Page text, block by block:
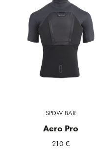
SPDW-BAR
Aero Pro
210 €